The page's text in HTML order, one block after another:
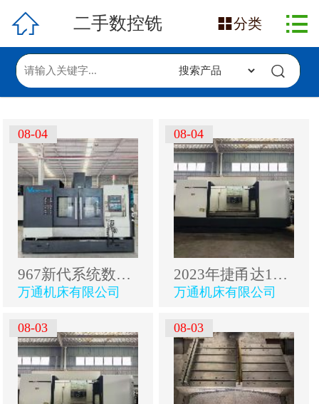
网站首页
在售产品
求购信息
发布供应
 二手数控铣 分类 
08-04
967新代系统数控铣床，三线，小几万块钱秒杀
万通机床有限公司
08-04
2023年捷甬达1814粗框机卧铣，超重型床身，全防护，三.
万通机床有限公司
08-03 08-03